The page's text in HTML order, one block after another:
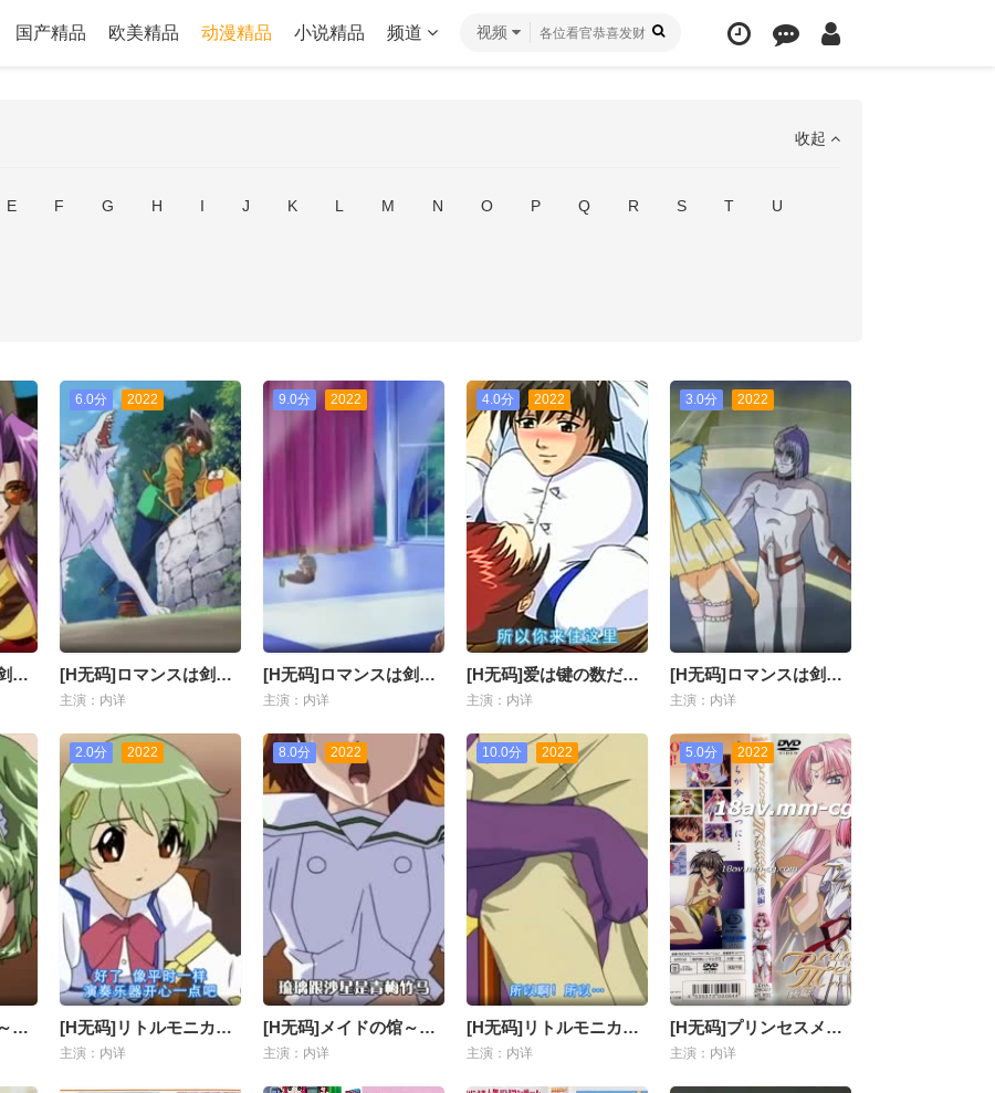
国产精品 欧美精品 动漫精品 小说精品 频道 视频
收起
E F G H I J K L M N O P Q R S T U
[H无码]ロマンスは剑の辉きII-01
6.0分 2022
[H无码]ロマンスは剑の辉きII-02
主演：内详
9.0分 2022
[H无码]ロマンスは剑の辉きII-03
主演：内详
4.0分 2022
[H无码]爱は键の数だけ ～风俗マンション～
主演：内详
3.0分 2022
[H无码]ロマンスは剑の辉きII-06
主演：内详
[H无码]メイドの馆～絶望编 下卷
2.0分 2022
[H无码]リトルモニカ物语 前编
主演：内详
8.0分 2022
[H无码]メイドの馆～絶望编 上卷
主演：内详
10.0分 2022
[H无码]リトルモニカ物语 后编
主演：内详
5.0分 2022
[H无码]プリンセスメモリー 后编
主演：内详